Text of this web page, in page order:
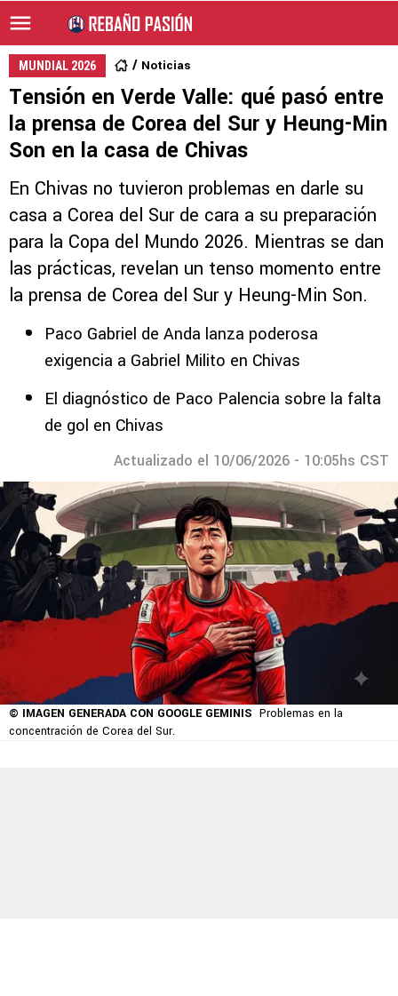
MUNDIAL 2026 Noticias
Tensión en Verde Valle: qué pasó entre
la prensa de Corea del Sur y Heung-Min
Son en la casa de Chivas
En Chivas no tuvieron problemas en darle su
casa a Corea del Sur de cara a su preparación
para la Copa del Mundo 2026. Mientras se dan
las prácticas, revelan un tenso momento entre
la prensa de Corea del Sur y Heung-Min Son.
Paco Gabriel de Anda lanza poderosa
exigencia a Gabriel Milito en Chivas
El diagnóstico de Paco Palencia sobre la falta
de gol en Chivas
Actualizado el 10/06/2026 - 10:05hs CST
© IMAGEN GENERADA CON GOOGLE GEMINIS Problemas en la
concentración de Corea del Sur.